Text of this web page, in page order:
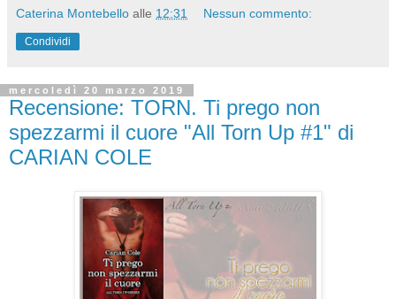
Caterina Montebello alle 12:31 Nessun commento:
Condividi
mercoledì 20 marzo 2019
Recensione: TORN. Ti prego non
spezzarmi il cuore "All Torn Up #1" di
CARIAN COLE